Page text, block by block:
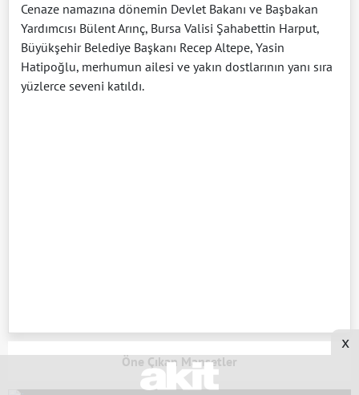
Cenaze namazına dönemin Devlet Bakanı ve Başbakan
Yardımcısı Bülent Arınç, Bursa Valisi Şahabettin Harput,
Büyükşehir Belediye Başkanı Recep Altepe, Yasin
Hatipoğlu, merhumun ailesi ve yakın dostlarının yanı sıra
yüzlerce seveni katıldı.
Öne Çıkan Manşetler
x